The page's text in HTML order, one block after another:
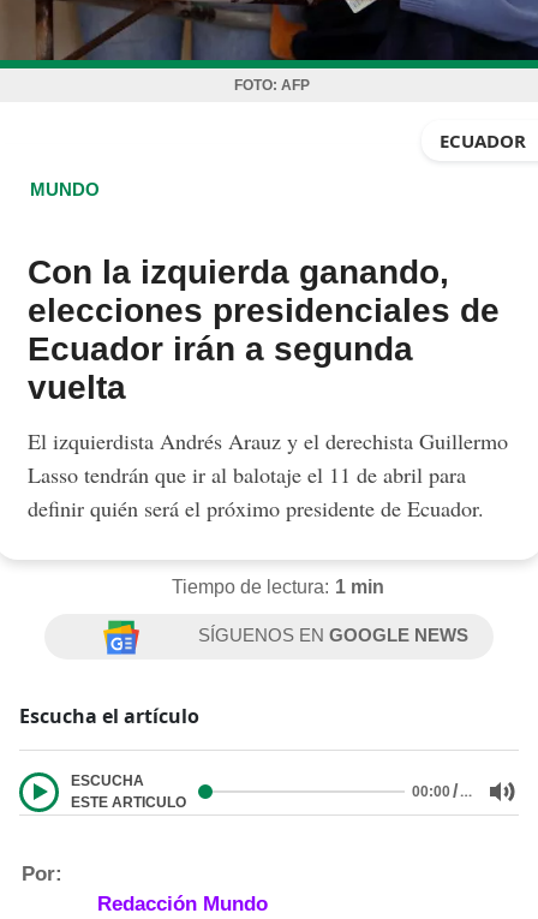
FOTO: AFP
ECUADOR
MUNDO
Con la izquierda ganando,
elecciones presidenciales de
Ecuador irán a segunda
vuelta
El izquierdista Andrés Arauz y el derechista Guillermo
Lasso tendrán que ir al balotaje el 11 de abril para
definir quién será el próximo presidente de Ecuador.
Tiempo de lectura: 1 min
SÍGUENOS ENGOOGLE NEWS
Escucha el artículo
ESCUCHA
ESTE ARTICULO
00:00/…
Por:
Redacción Mundo